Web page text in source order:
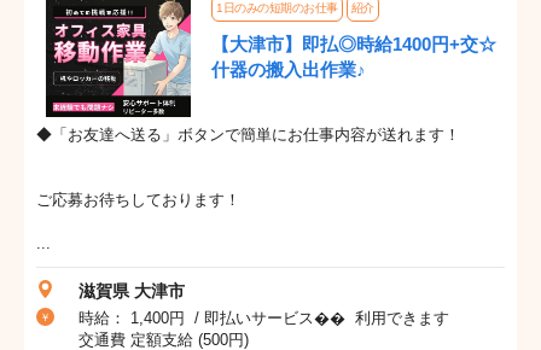
1日のみの短期のお仕事 紹介
【大津市】即払◎時給1400円+交☆
什器の搬入出作業♪
◆「お友達へ送る」ボタンで簡単にお仕事内容が送れます！
ご応募お待ちしております！
滋賀県 大津市
時給： 1,400円 / 即払いサービス�� 利用できます
交通費 定額支給 (500円)